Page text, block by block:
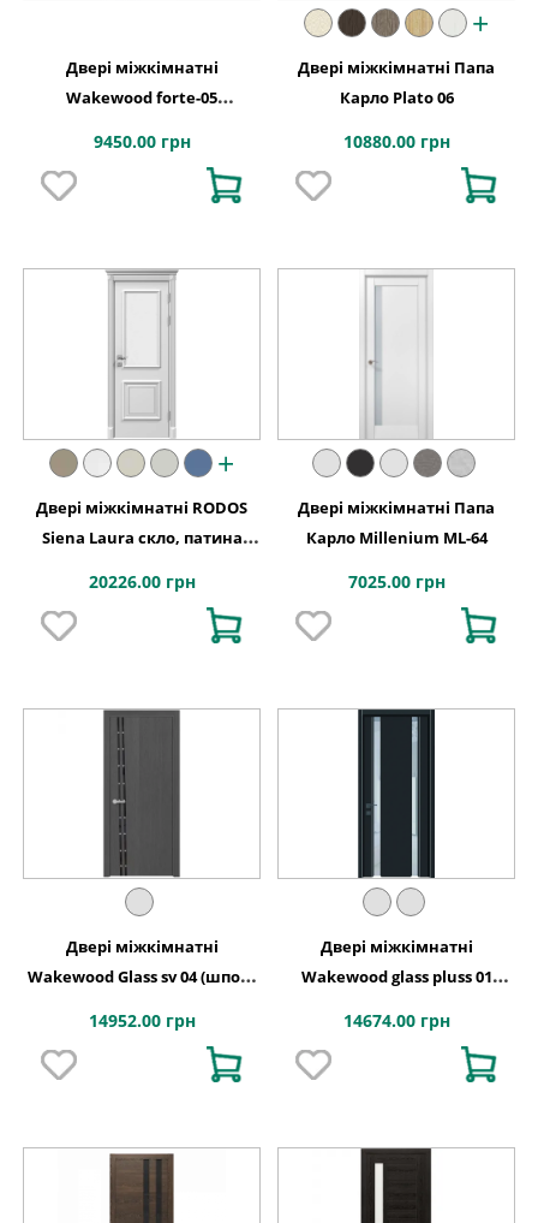
Двері міжкімнатні
Wakewood forte-05
9450.00 грн
+
Двері міжкімнатні Папа
Карло Plato 06
10880.00 грн
+
Двері міжкімнатні RODOS
Siena Laura скло, патина
20226.00 грн
Двері міжкімнатні Папа
Карло Millenium ML-64
7025.00 грн
Двері міжкімнатні
Wakewood Glass sv 04 (шпон-
14952.00 грн
Двері міжкімнатні
Wakewood glass pluss 01
14674.00 грн